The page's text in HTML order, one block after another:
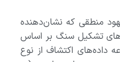
منطقی که نشان‌دهنده
تشکیل سنگ بر اساس
داده‌های اکتشاف از نوع